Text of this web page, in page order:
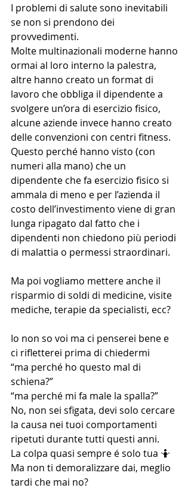
I problemi di salute sono inevitabili
se non si prendono dei
provvedimenti.
Molte multinazionali moderne hanno
ormai al loro interno la palestra,
altre hanno creato un format di
lavoro che obbliga il dipendente a
svolgere un’ora di esercizio fisico,
alcune aziende invece hanno creato
delle convenzioni con centri fitness.
Questo perché hanno visto (con
numeri alla mano) che un
dipendente che fa esercizio fisico si
ammala di meno e per l’azienda il
costo dell’investimento viene di gran
lunga ripagato dal fatto che i
dipendenti non chiedono più periodi
di malattia o permessi straordinari.
Ma poi vogliamo mettere anche il
risparmio di soldi di medicine, visite
mediche, terapie da specialisti, ecc?
Io non so voi ma ci penserei bene e
ci rifletterei prima di chiedermi
“ma perché ho questo mal di
schiena?”
“ma perché mi fa male la spalla?”
No, non sei sfigata, devi solo cercare
la causa nei tuoi comportamenti
ripetuti durante tutti questi anni.
La colpa quasi sempre é solo tua 🤷
Ma non ti demoralizzare dai, meglio
tardi che mai no?